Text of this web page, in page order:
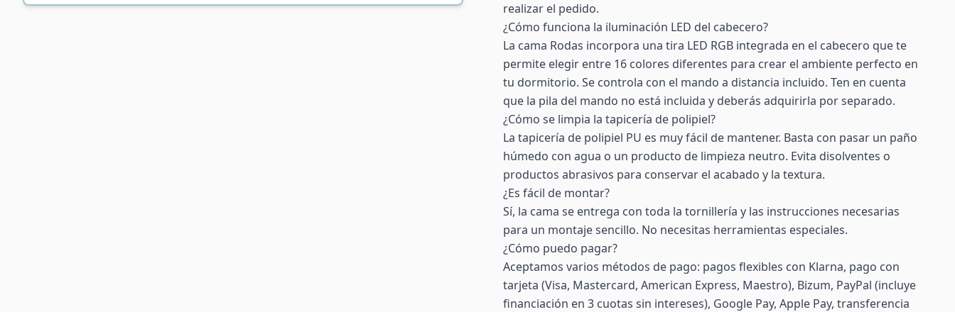
realizar el pedido.
¿Cómo funciona la iluminación LED del cabecero?
La cama Rodas incorpora una tira LED RGB integrada en el cabecero que te
permite elegir entre 16 colores diferentes para crear el ambiente perfecto en
tu dormitorio. Se controla con el mando a distancia incluido. Ten en cuenta
que la pila del mando no está incluida y deberás adquirirla por separado.
¿Cómo se limpia la tapicería de polipiel?
La tapicería de polipiel PU es muy fácil de mantener. Basta con pasar un paño
húmedo con agua o un producto de limpieza neutro. Evita disolventes o
productos abrasivos para conservar el acabado y la textura.
¿Es fácil de montar?
Sí, la cama se entrega con toda la tornillería y las instrucciones necesarias
para un montaje sencillo. No necesitas herramientas especiales.
¿Cómo puedo pagar?
Aceptamos varios métodos de pago: pagos flexibles con Klarna, pago con
tarjeta (Visa, Mastercard, American Express, Maestro), Bizum, PayPal (incluye
financiación en 3 cuotas sin intereses), Google Pay, Apple Pay, transferencia